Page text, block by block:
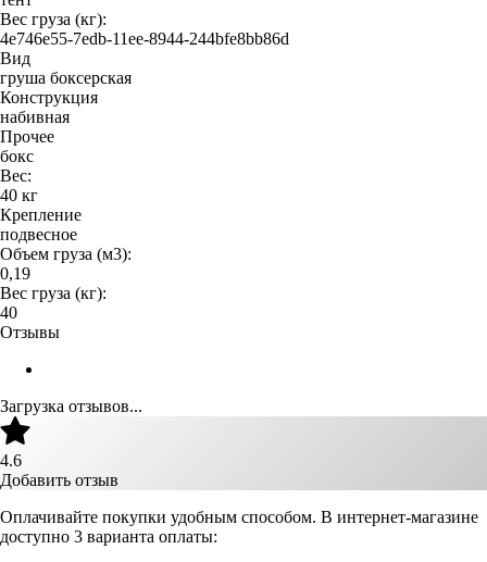
Вес груза (кг):
4e746e55-7edb-11ee-8944-244bfe8bb86d
Вид
груша боксерская
Конструкция
набивная
Прочее
бокс
Вес:
40 кг
Крепление
подвесное
Объем груза (м3):
0,19
Вес груза (кг):
40
Отзывы
Загрузка отзывов...
4.6
Добавить отзыв
Оплачивайте покупки удобным способом. В интернет-магазине
доступно 3 варианта оплаты: